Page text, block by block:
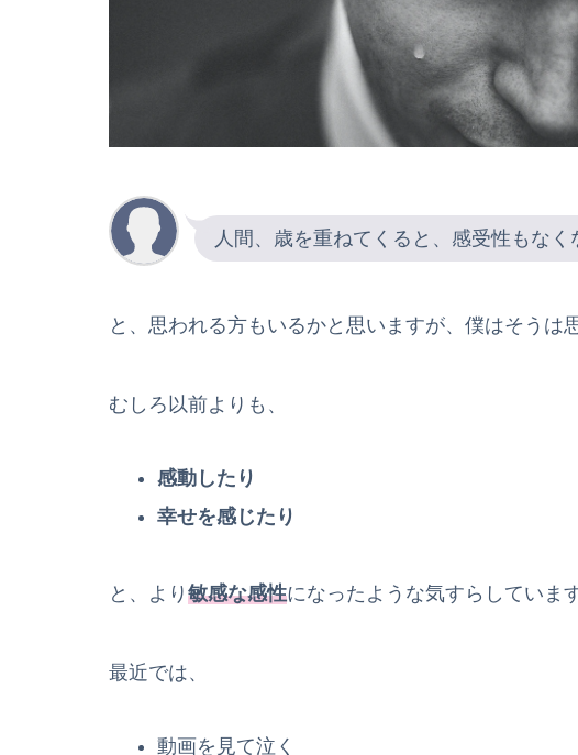
人間、歳を重ねてくると、感受性もな
と、思われる方もいるかと思いますが、僕はそうは
むしろ以前よりも、
感動したり
幸せを感じたり
と、より 敏感な感性になったような気すらしています
最近では、
動画を見て泣く